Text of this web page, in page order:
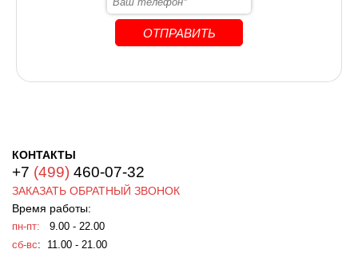
КОНТАКТЫ
+7 (499) 460-07-32
ЗАКАЗАТЬ ОБРАТНЫЙ ЗВОНОК
Время работы:
пн-пт: 9.00 - 22.00
сб-вс: 11.00 - 21.00